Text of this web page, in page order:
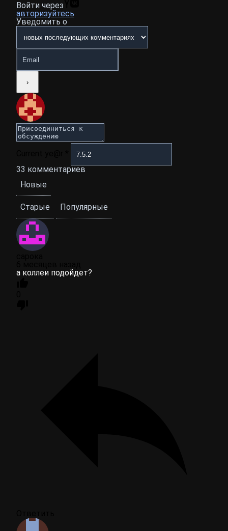
Войти через
авторизуйтесь
Уведомить о
33 комментариев
Новые
Старые Популярные
а коллеи подойдет?